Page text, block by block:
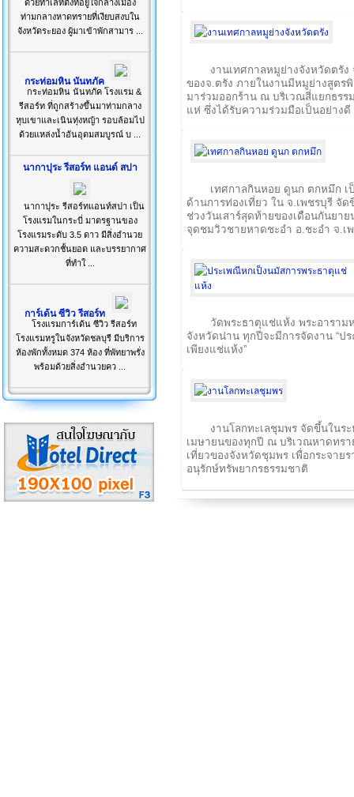
ด้วยทำเลที่ตั้งที่อยู่ใจกลางเมือง
ท่ามกลางหาดทรายที่เงียบสงบใน
จังหวัดระยอง ผู้มาเข้าพักสามาร ...
กระท่อมหิน นันทภัค
กระท่อมหิน นันทภัค โรงแรม &
รีสอร์ท ที่ถูกสร้างขึ้นมาท่ามกลาง
หุบเขาและเนินทุ่งหญ้า รอบล้อมไป
ด้วยแหล่งน้ำอันอุดมสมบูรณ์ บ ...
นากาปุระ รีสอร์ท แอนด์ สปา
นากาปุระ รีสอร์ทแอนท์สปา เป็น
โรงแรมในกระบี่ มาตรฐานของ
โรงแรมระดับ 3.5 ดาว มีสิ่งอำนวย
ความสะดวกชั้นยอด และบรรยากาศ
ที่ทำใ ...
การ์เด้น ซีวิว รีสอร์ท
โรงแรมการ์เด้น ซีวิว รีสอร์ท
โรงแรมหรูในจังหวัดชลบุรี มีบริการ
ห้องพักทั้งหมด 374 ห้อง ที่พัทยาพรั่ง
พร้อมด้วยสิ่งอำนวยคว ...
งานเทศกาลหมูย่างจังหวัดตรัง
ของจ.ตรัง ภายในงานมีหมูย่างสูตร
มาร่วมออกร้าน ณ บริเวณสี่แยกธร
แห่ ซึ่งได้รับความร่วมมือเป็นอย่างดี
เทศกาลกินหอย ดูนก ตกหมึก เ
ด้านการท่องเที่ยว ใน จ.เพชรบุรี จั
ช่วงวันเสาร์สุดท้ายของเดือนกันย
จุดชมวิวชายหาดชะอำ อ.ชะอำ จ.เ
วัดพระธาตุแช่แห้ง พระอารา
จังหวัดน่าน ทุกปีจะมีการจัดงาน “ป
เพียงแช่แห้ง”
งานโลกทะเลชุมพร จัดขึ้นในร
เมษายนของทุกปี ณ บริเวณหาดทรา
เที่ยวของจังหวัดชุมพร เพื่อกระจาย
อนุรักษ์ทรัพยากรธรรมชาติ